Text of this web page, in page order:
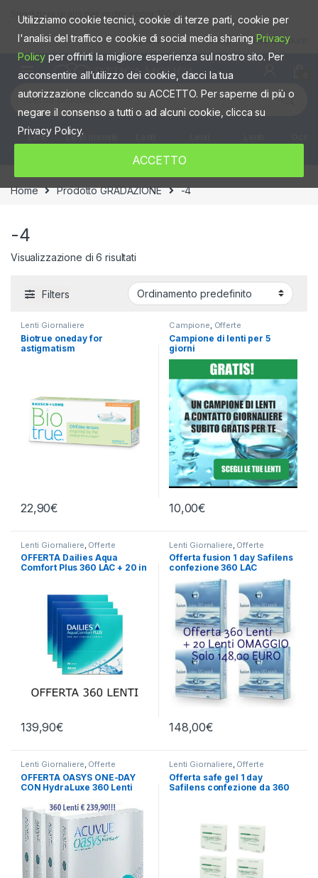
Spedizioni gratis per ordini sopra 100€
Negozio fisico Shop Mio account
Cerca:
Lenti
Lenti mensili
Home Prodotto GRADAZIONE -4
-4
Visualizzazione di 6 risultati
Filters
Lenti Giornaliere
Biotrue oneday for
astigmatism
22,90€
Campione Offerte
Campione di lenti per 5
giorni
10,00€
Lenti Giornaliere Offerte
OFFERTA Dailies Aqua
Comfort Plus 360 LAC + 20 in
139,90€
Lenti Giornaliere Offerte
Offerta fusion 1 day Safilens
confezione 360 LAC
148,00€
Lenti Giornaliere, Offerte
OFFERTA OASYS ONE-DAY
CON HydraLuxe 360 Lenti
Lenti Giornaliere, Offerte
Offerta safe gel 1 day
Safilens confezione da 360
Utilizziamo cookie tecnici, cookie di terze parti, cookie per
l'analisi del traffico e cookie di social media sharingPrivacy
Policy per offrirti la migliore esperienza sul nostro sito. Per
acconsentire all’utilizzo dei cookie, dacci la tua
autorizzazione cliccando su ACCETTO. Per saperne di più o
negare il consenso a tutti o ad alcuni cookie, clicca su
Privacy Policy.
ACCETTO